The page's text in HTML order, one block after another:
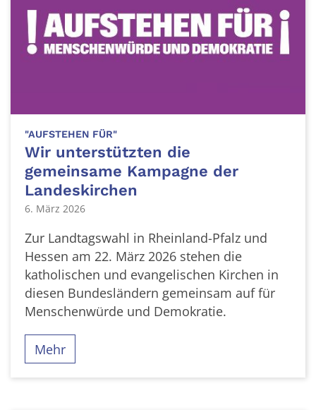
"AUFSTEHEN FÜR":
Wir unterstützten die
gemeinsame Kampagne der
Landeskirchen
6. März 2026
Zur Landtagswahl in Rheinland-Pfalz und
Hessen am 22. März 2026 stehen die
katholischen und evangelischen Kirchen in
diesen Bundesländern gemeinsam auf für
Menschenwürde und Demokratie.
Mehr